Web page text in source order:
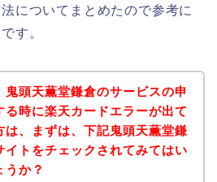
についてまとめたので参考に
す。
鬼頭天薫堂鎌倉のサービスの申
る時に楽天カードエラーが出て
は、まずは、下記鬼頭天薫堂鎌
イトをチェックされてみてはい
うか？